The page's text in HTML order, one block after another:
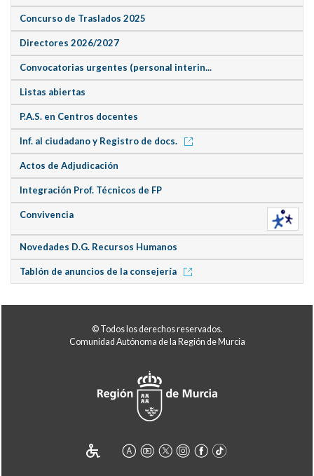
Concurso de Traslados 2025
Directores 2026/2027
Convocatorias urgentes (personal interin...
Listas abiertas
P.A.S. en Centros docentes
Inf. al ciudadano y Registro de docs.
Actos de Adjudicación
Integración Prof. Técnicos de FP
Convivencia
Novedades D.G. Recursos Humanos
Tablón de anuncios de la consejería
© Todos los derechos reservados.
Comunidad Autónoma de la Región de Murcia